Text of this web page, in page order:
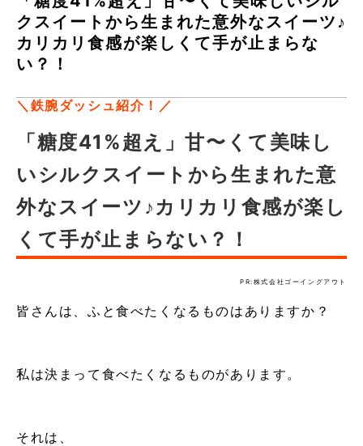
クスイートから生まれた意外なスイーツ♪
カリカリ食感が楽しくて手が止まらな
い？！
＼鉄腕ダッシュ紹介！／
「糖度41%超え」甘〜くて美味し
いシルクスイートから生まれた意
外なスイーツ♪カリカリ食感が楽し
くて手が止まらない？！
PR:株式会社ゴーイングアウト
皆さんは、ふと食べたくなるものはありますか？
私は決まって食べたくなるものがあります。
それは、